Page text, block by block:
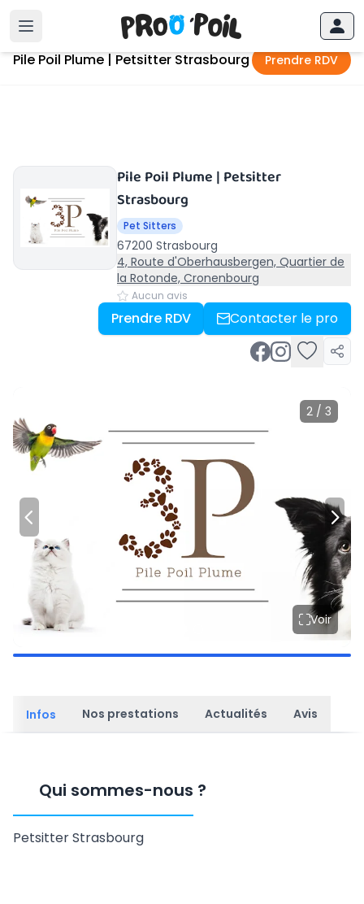
Accueil ›
Pile Poil Plume | Petsitter Strasbourg Prendre RDV
Pile Poil Plume | Petsitter
Strasbourg
Pet Sitters
67200 Strasbourg
4, Route d'Oberhausbergen, Quartier de
la Rotonde, Cronenbourg
Aucun avis
Prendre RDV Contacter le pro
2 / 3
Voir
Infos Nos prestations Actualités Avis
Qui sommes-nous ?
Petsitter Strasbourg